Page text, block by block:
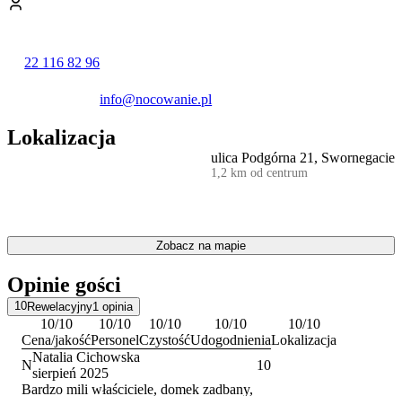
Na terenie obiektu przygotowano prywatną strefę relaksu z
miejsce na odpoczynek po dniu pełnym aktywności, w otoczeniu
Goście bardzo wysoko oceniają czystość obiektu, obsługę oraz
komfort pobytu.
Do dyspozycji wypoczywających jest ogród z miejscem do
grillowania. Z myślą o najmłodszych przygotowanoplac zabaw
Dom znajduje się w odległości 400 m od strzeżonej plaży nad
dostępne są tu takie formy rekreacji jak wędkarstwo, żeglarstwo,
jazda konna czy turystyka piesza. Na miejscu funkcjonuje również
wypożyczalnia rowerów .
W pobliżu warto odwiedzić Kaszubski Dom Rękodzieła Ludowego
w Swornegaciach, by poznać lokalną kulturę. Okoliczne Jezioro
Karsińskie oraz zlokalizowane nad nim kąpielisko to główne
22 116 82 96
info@nocowanie.pl
Lokalizacja
ulica Podgórna 21, Swornegacie
1,2 km od centrum
Zobacz na mapie
Opinie gości
10Rewelacyjny1 opinia
10/10
Cena/jakość
10/10
Personel
10/10
Czystość
10/10
Udogodnienia
10/10
Lokalizacja
N
Natalia Cichowska
sierpień 2025
10
Bardzo mili właściciele, domek zadbany,